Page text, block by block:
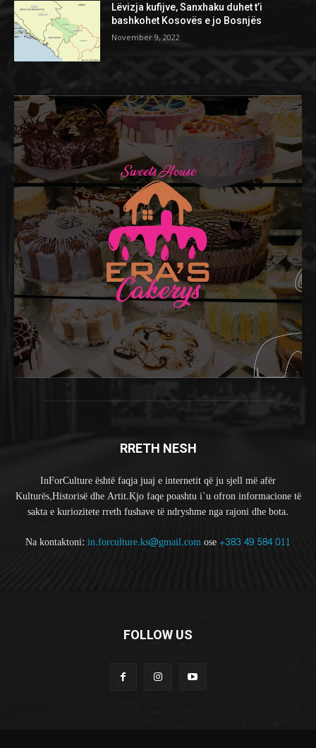
Lëvizja kufijve, Sanxhaku duhet t’i
bashkohet Kosovës e jo Bosnjës
November 9, 2022
RRETH NESH
InForCulture është faqja juaj e internetit që ju sjell më afër
Kulturës,Historisë dhe Artit.Kjo faqe poashtu i`u ofron informacione të
sakta e kuriozitete rreth fushave të ndryshme nga rajoni dhe bota.
Na kontaktoni: in.forculture.ks@gmail.comose+383 49 584 011
FOLLOW US